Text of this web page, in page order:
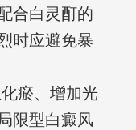
合白灵酊的
时应避免暴
瘀、增加光
限型白癜风